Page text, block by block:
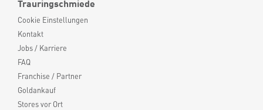
Trauringschmiede
Cookie Einstellungen
Kontakt
Jobs / Karriere
FAQ
Franchise / Partner
Goldankauf
Stores vor Ort